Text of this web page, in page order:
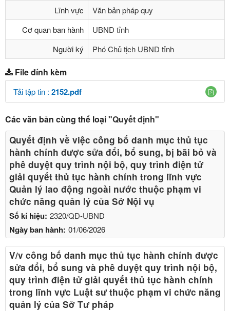
Lĩnh vực
Văn bản pháp quy
Cơ quan ban hành
UBND tỉnh
Người ký
Phó Chủ tịch UBND tỉnh
File đính kèm
Tải tập tin : 2152.pdf
Các văn bản cùng thể loại"Quyết định"
Số kí hiệu: 2320/QĐ-UBND
Ngày ban hành: 01/06/2026
Quyết định về việc công bố danh mục thủ tục
hành chính được sửa đổi, bổ sung, bị bãi bỏ và
phê duyệt quy trình nội bộ, quy trình điện tử
giải quyết thủ tục hành chính trong lĩnh vực
Quản lý lao động ngoài nước thuộc phạm vi
chức năng quản lý của Sở Nội vụ
V/v công bố danh mục thủ tục hành chính được
sửa đổi, bổ sung và phê duyệt quy trình nội bộ,
quy trình điện tử giải quyết thủ tục hành chính
trong lĩnh vực Luật sư thuộc phạm vi chức năng
quản lý của Sở Tư pháp